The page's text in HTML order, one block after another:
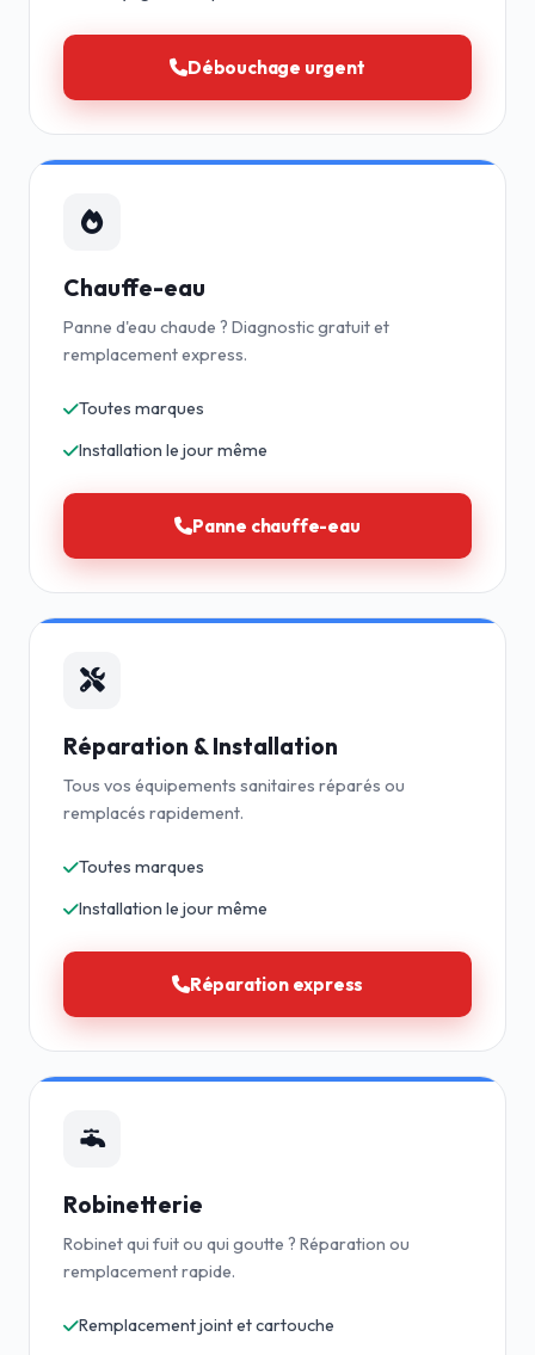
Débouchage urgent
Chauffe-eau
Panne d'eau chaude ? Diagnostic gratuit et
remplacement express.
Toutes marques
Installation le jour même
Panne chauffe-eau
Réparation & Installation
Tous vos équipements sanitaires réparés ou
remplacés rapidement.
Toutes marques
Installation le jour même
Réparation express
Robinetterie
Robinet qui fuit ou qui goutte ? Réparation ou
remplacement rapide.
Remplacement joint et cartouche